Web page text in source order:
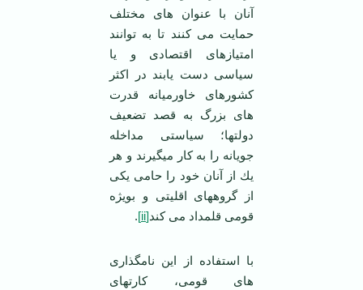
آنان با عنوان های مختلف
حمایت می كنند تا به توانند
امتیازهای اقتصادی و یا
سیاسی دست یابند در اكثر
كشورهای خاورمیانه قدرت
های بزرگ به قصد تضعیف
دولتها؛ سیاستی مداخله
جویانه را به كار میگیرند و هر
یك از آنان خود را حامی یكی
از گروههای اقلیتی و بویژه
قومی قلمداد می كند[ii]
.
با استفاده از این نامگذاری
های قومی، کارتهای